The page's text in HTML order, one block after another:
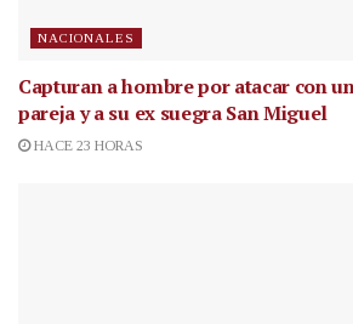
NACIONALES
Capturan a hombre por atacar con
pareja y a su ex suegra San Miguel
HACE 23 HORAS